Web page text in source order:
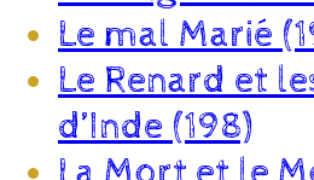
Le mal Marié
Le Renard et
d’Inde (198)